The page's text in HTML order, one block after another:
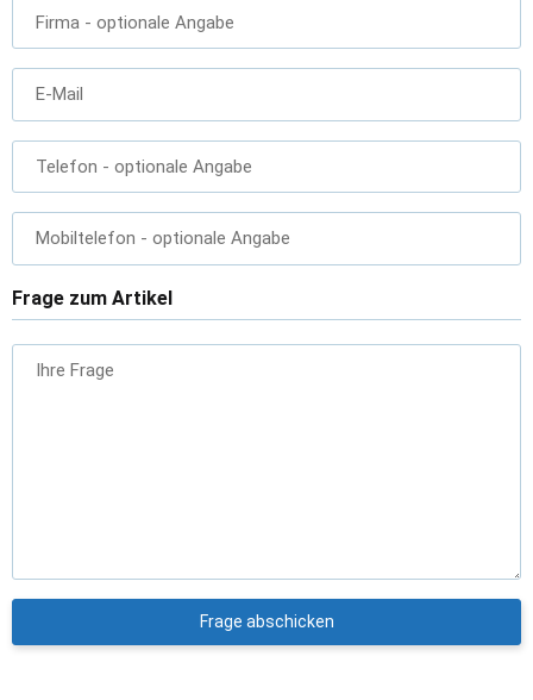
Firma - optionale Angabe
E-Mail
Telefon - optionale Angabe
Mobiltelefon - optionale Angabe
Frage zum Artikel
Ihre Frage
Frage abschicken